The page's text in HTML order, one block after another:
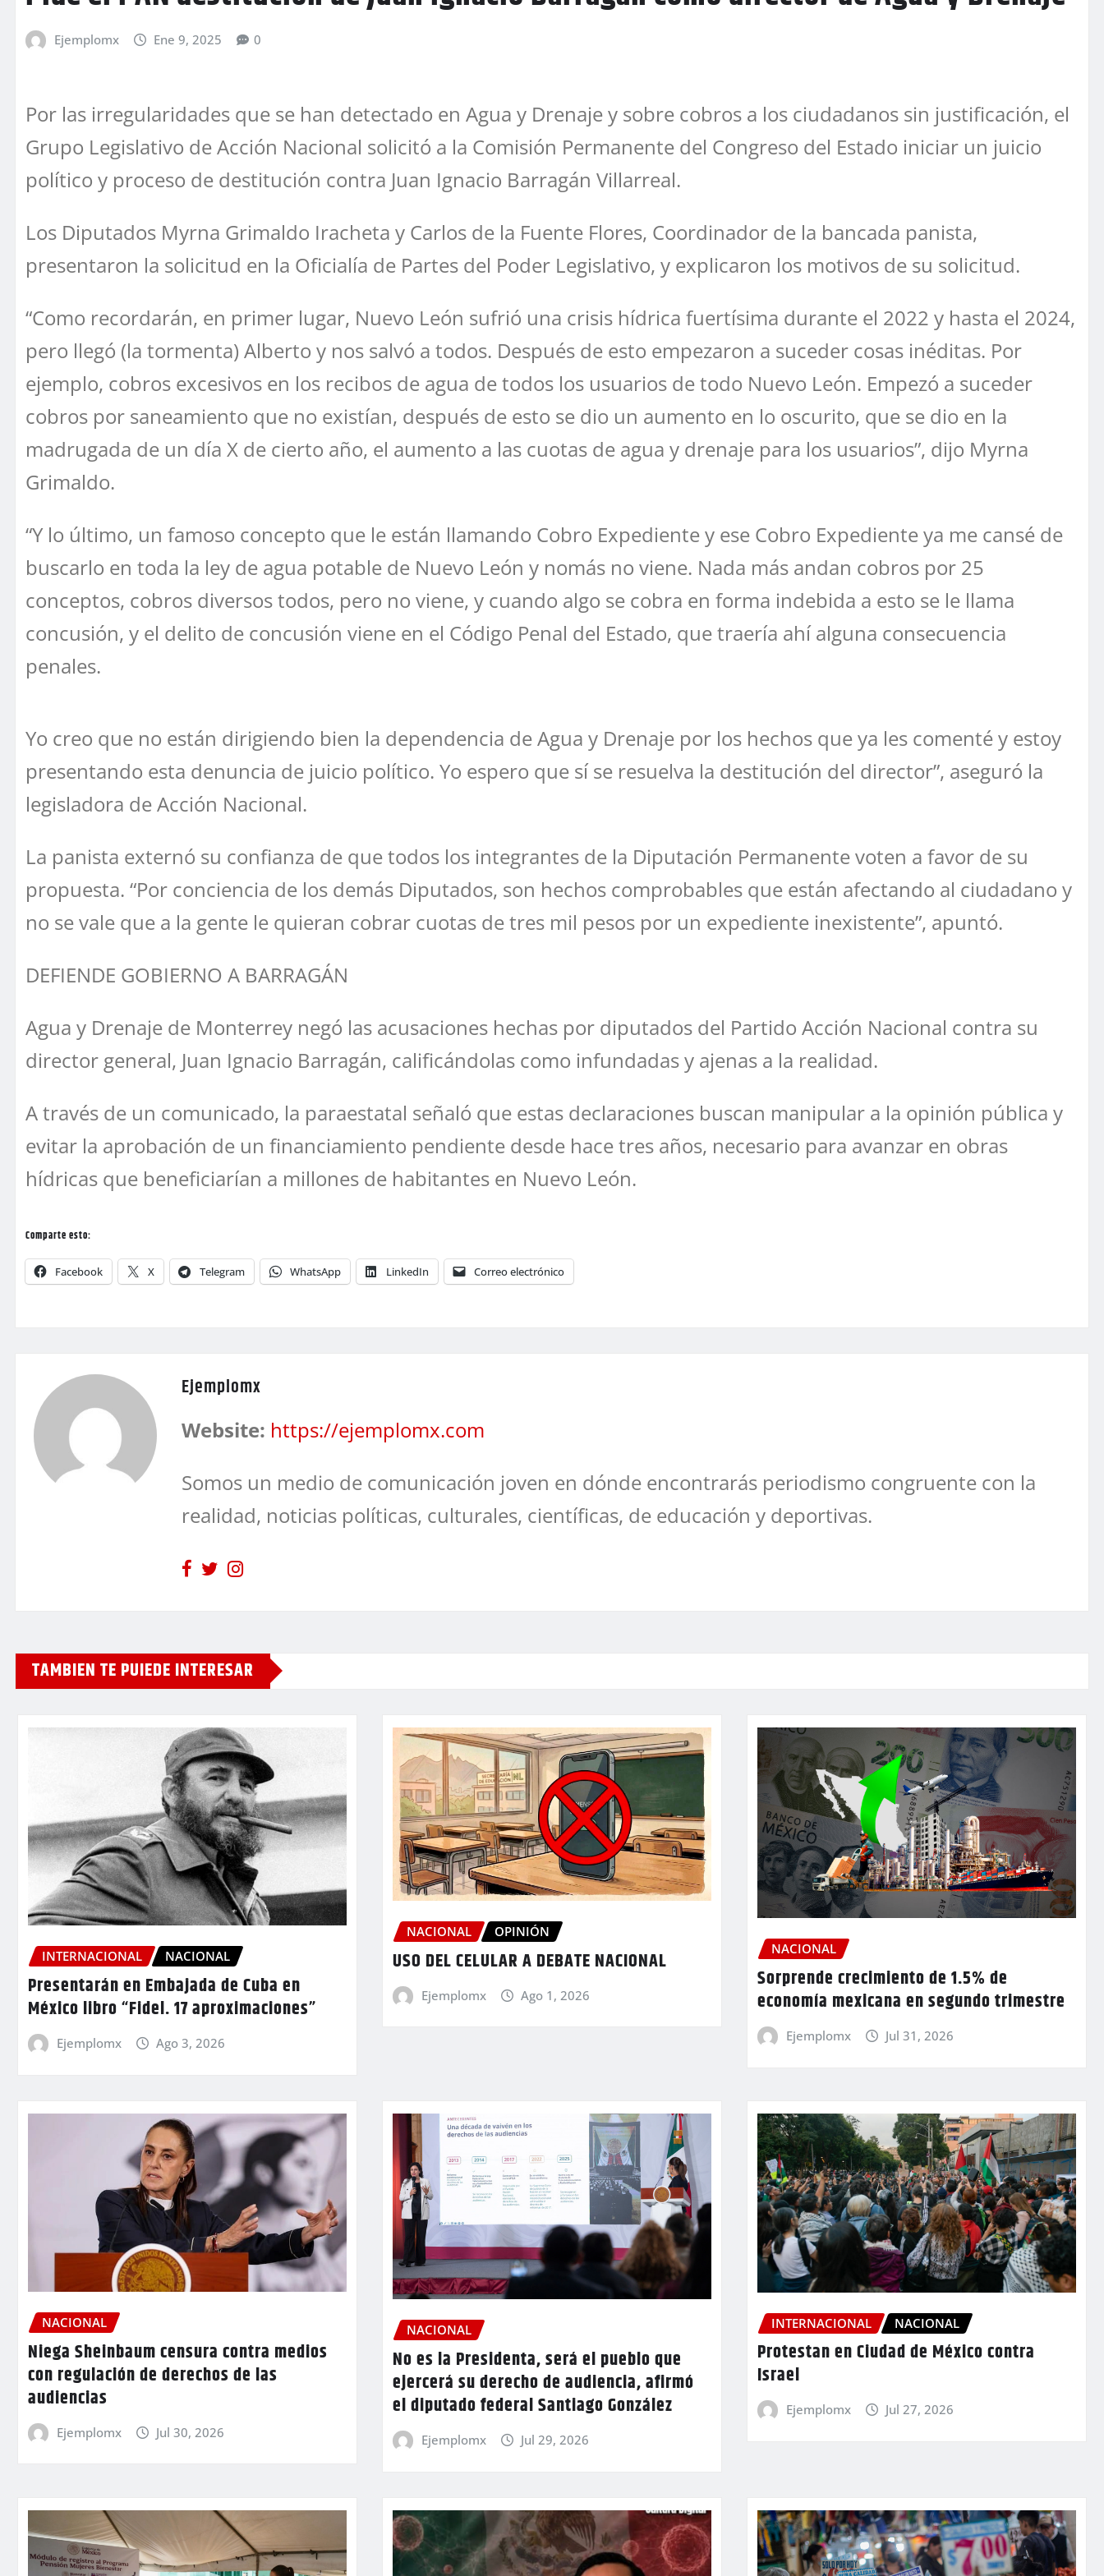
Ejemplomx Ene 9, 2025 0
Por las irregularidades que se han detectado en Agua y Drenaje y sobre cobros a los ciudadanos sin justificación, el
Grupo Legislativo de Acción Nacional solicitó a la Comisión Permanente del Congreso del Estado iniciar un juicio
político y proceso de destitución contra Juan Ignacio Barragán Villarreal.
Los Diputados Myrna Grimaldo Iracheta y Carlos de la Fuente Flores, Coordinador de la bancada panista,
presentaron la solicitud en la Oficialía de Partes del Poder Legislativo, y explicaron los motivos de su solicitud.
“Como recordarán, en primer lugar, Nuevo León sufrió una crisis hídrica fuertísima durante el 2022 y hasta el 2024,
pero llegó (la tormenta) Alberto y nos salvó a todos. Después de esto empezaron a suceder cosas inéditas. Por
ejemplo, cobros excesivos en los recibos de agua de todos los usuarios de todo Nuevo León. Empezó a suceder
cobros por saneamiento que no existían, después de esto se dio un aumento en lo oscurito, que se dio en la
madrugada de un día X de cierto año, el aumento a las cuotas de agua y drenaje para los usuarios”, dijo Myrna
Grimaldo.
“Y lo último, un famoso concepto que le están llamando Cobro Expediente y ese Cobro Expediente ya me cansé de
buscarlo en toda la ley de agua potable de Nuevo León y nomás no viene. Nada más andan cobros por 25
conceptos, cobros diversos todos, pero no viene, y cuando algo se cobra en forma indebida a esto se le llama
concusión, y el delito de concusión viene en el Código Penal del Estado, que traería ahí alguna consecuencia
penales.
Yo creo que no están dirigiendo bien la dependencia de Agua y Drenaje por los hechos que ya les comenté y estoy
presentando esta denuncia de juicio político. Yo espero que sí se resuelva la destitución del director”, aseguró la
legisladora de Acción Nacional.
La panista externó su confianza de que todos los integrantes de la Diputación Permanente voten a favor de su
propuesta. “Por conciencia de los demás Diputados, son hechos comprobables que están afectando al ciudadano y
no se vale que a la gente le quieran cobrar cuotas de tres mil pesos por un expediente inexistente”, apuntó.
DEFIENDE GOBIERNO A BARRAGÁN
Agua y Drenaje de Monterrey negó las acusaciones hechas por diputados del Partido Acción Nacional contra su
director general, Juan Ignacio Barragán, calificándolas como infundadas y ajenas a la realidad.
A través de un comunicado, la paraestatal señaló que estas declaraciones buscan manipular a la opinión pública y
evitar la aprobación de un financiamiento pendiente desde hace tres años, necesario para avanzar en obras
hídricas que beneficiarían a millones de habitantes en Nuevo León.
Comparte esto:
Facebook X Telegram WhatsApp LinkedIn Correo electrónico
Ejemplomx
Website: https://ejemplomx.com
Somos un medio de comunicación joven en dónde encontrarás periodismo congruente con la
realidad, noticias políticas, culturales, científicas, de educación y deportivas.
TAMBIEN TE PUIEDE INTERESAR
INTERNACIONAL NACIONAL
Presentarán en Embajada de Cuba en
México libro “Fidel. 17 aproximaciones”
Ejemplomx Ago 3, 2026
NACIONAL OPINIÓN
USO DEL CELULAR A DEBATE NACIONAL
Ejemplomx Ago 1, 2026
NACIONAL
Sorprende crecimiento de 1.5% de
economía mexicana en segundo trimestre
Ejemplomx Jul 31, 2026
NACIONAL
Niega Sheinbaum censura contra medios
con regulación de derechos de las
audiencias
Ejemplomx Jul 30, 2026
NACIONAL
No es la Presidenta, será el pueblo que
ejercerá su derecho de audiencia, afirmó
el diputado federal Santiago González
Ejemplomx Jul 29, 2026
INTERNACIONAL NACIONAL
Protestan en Ciudad de México contra
Israel
Ejemplomx Jul 27, 2026